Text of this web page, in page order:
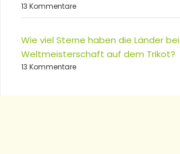
13 Kommentare
Wie viel Sterne haben die Länder
Weltmeisterschaft auf dem Trikot?
13 Kommentare